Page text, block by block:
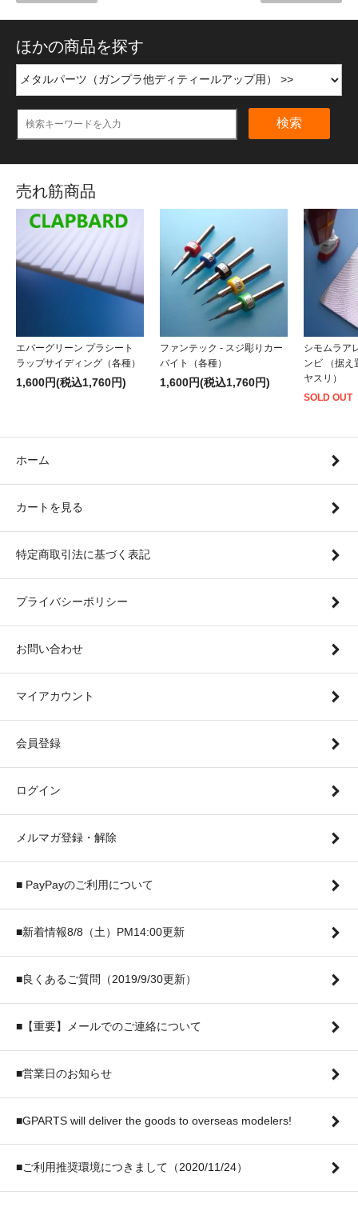
ほかの商品を探す
検索
売れ筋商品
エバーグリーン プラシート
ラップサイディング（各種）
1,600円(税込1,760円)
ファンテック - スジ彫りカー
バイト（各種）
1,600円(税込1,760円)
シモムラア
ンビ （据え
ヤスリ）
SOLD OUT
ホーム
カートを見る
特定商取引法に基づく表記
プライバシーポリシー
お問い合わせ
マイアカウント
会員登録
ログイン
メルマガ登録・解除
■ PayPayのご利用について
■新着情報8/8（土）PM14:00更新
■良くあるご質問（2019/9/30更新）
■【重要】メールでのご連絡について
■営業日のお知らせ
■GPARTS will deliver the goods to overseas modelers!
■ご利用推奨環境につきまして（2020/11/24）